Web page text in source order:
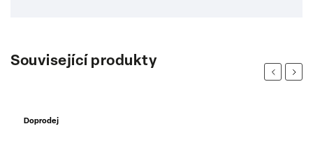
Související produkty
Previous
Doprodej
Next